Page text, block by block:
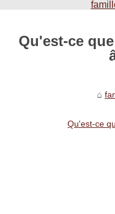
Qu'est-ce
Qu'est-ce